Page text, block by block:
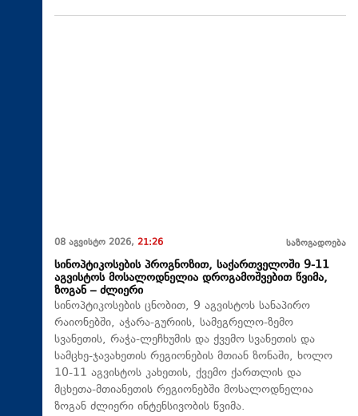
08 აგვისტო 2026, 21:26 საზოგადოება
სინოპტიკოსების პროგნოზით, საქართველოში 9-11
აგვისტოს მოსალოდნელია დროგამოშვებით წვიმა,
ზოგან – ძლიერი
სინოპტიკოსების ცნობით, 9 აგვისტოს სანაპირო
რაიონებში, აჭარა-გურიის, სამეგრელო-ზემო
სვანეთის, რაჭა-ლეჩხუმის და ქვემო სვანეთის და
სამცხე-ჯავახეთის რეგიონების მთიან ზონაში, ხოლო
10-11 აგვისტოს კახეთის, ქვემო ქართლის და
მცხეთა-მთიანეთის რეგიონებში მოსალოდნელია
ზოგან ძლიერი ინტენსივობის წვიმა.